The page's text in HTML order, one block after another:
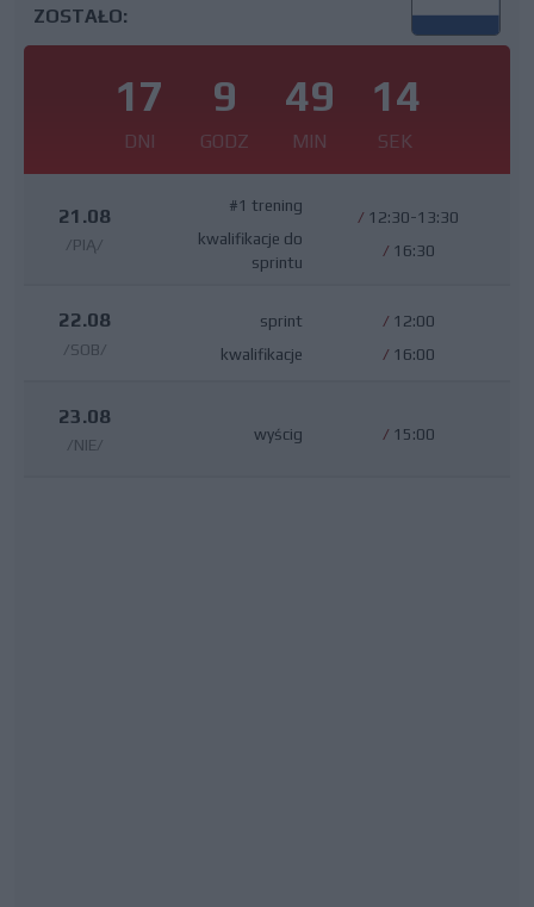
ZOSTAŁO:
17
DNI
9
GODZ
49
MIN
13
SEK
21.08
/PIĄ/
#1 trening
kwalifikacje do
sprintu
/ 12:30-13:30
/ 16:30
22.08
/SOB/
sprint
kwalifikacje
/ 12:00
/ 16:00
23.08
/NIE/
wyścig / 15:00